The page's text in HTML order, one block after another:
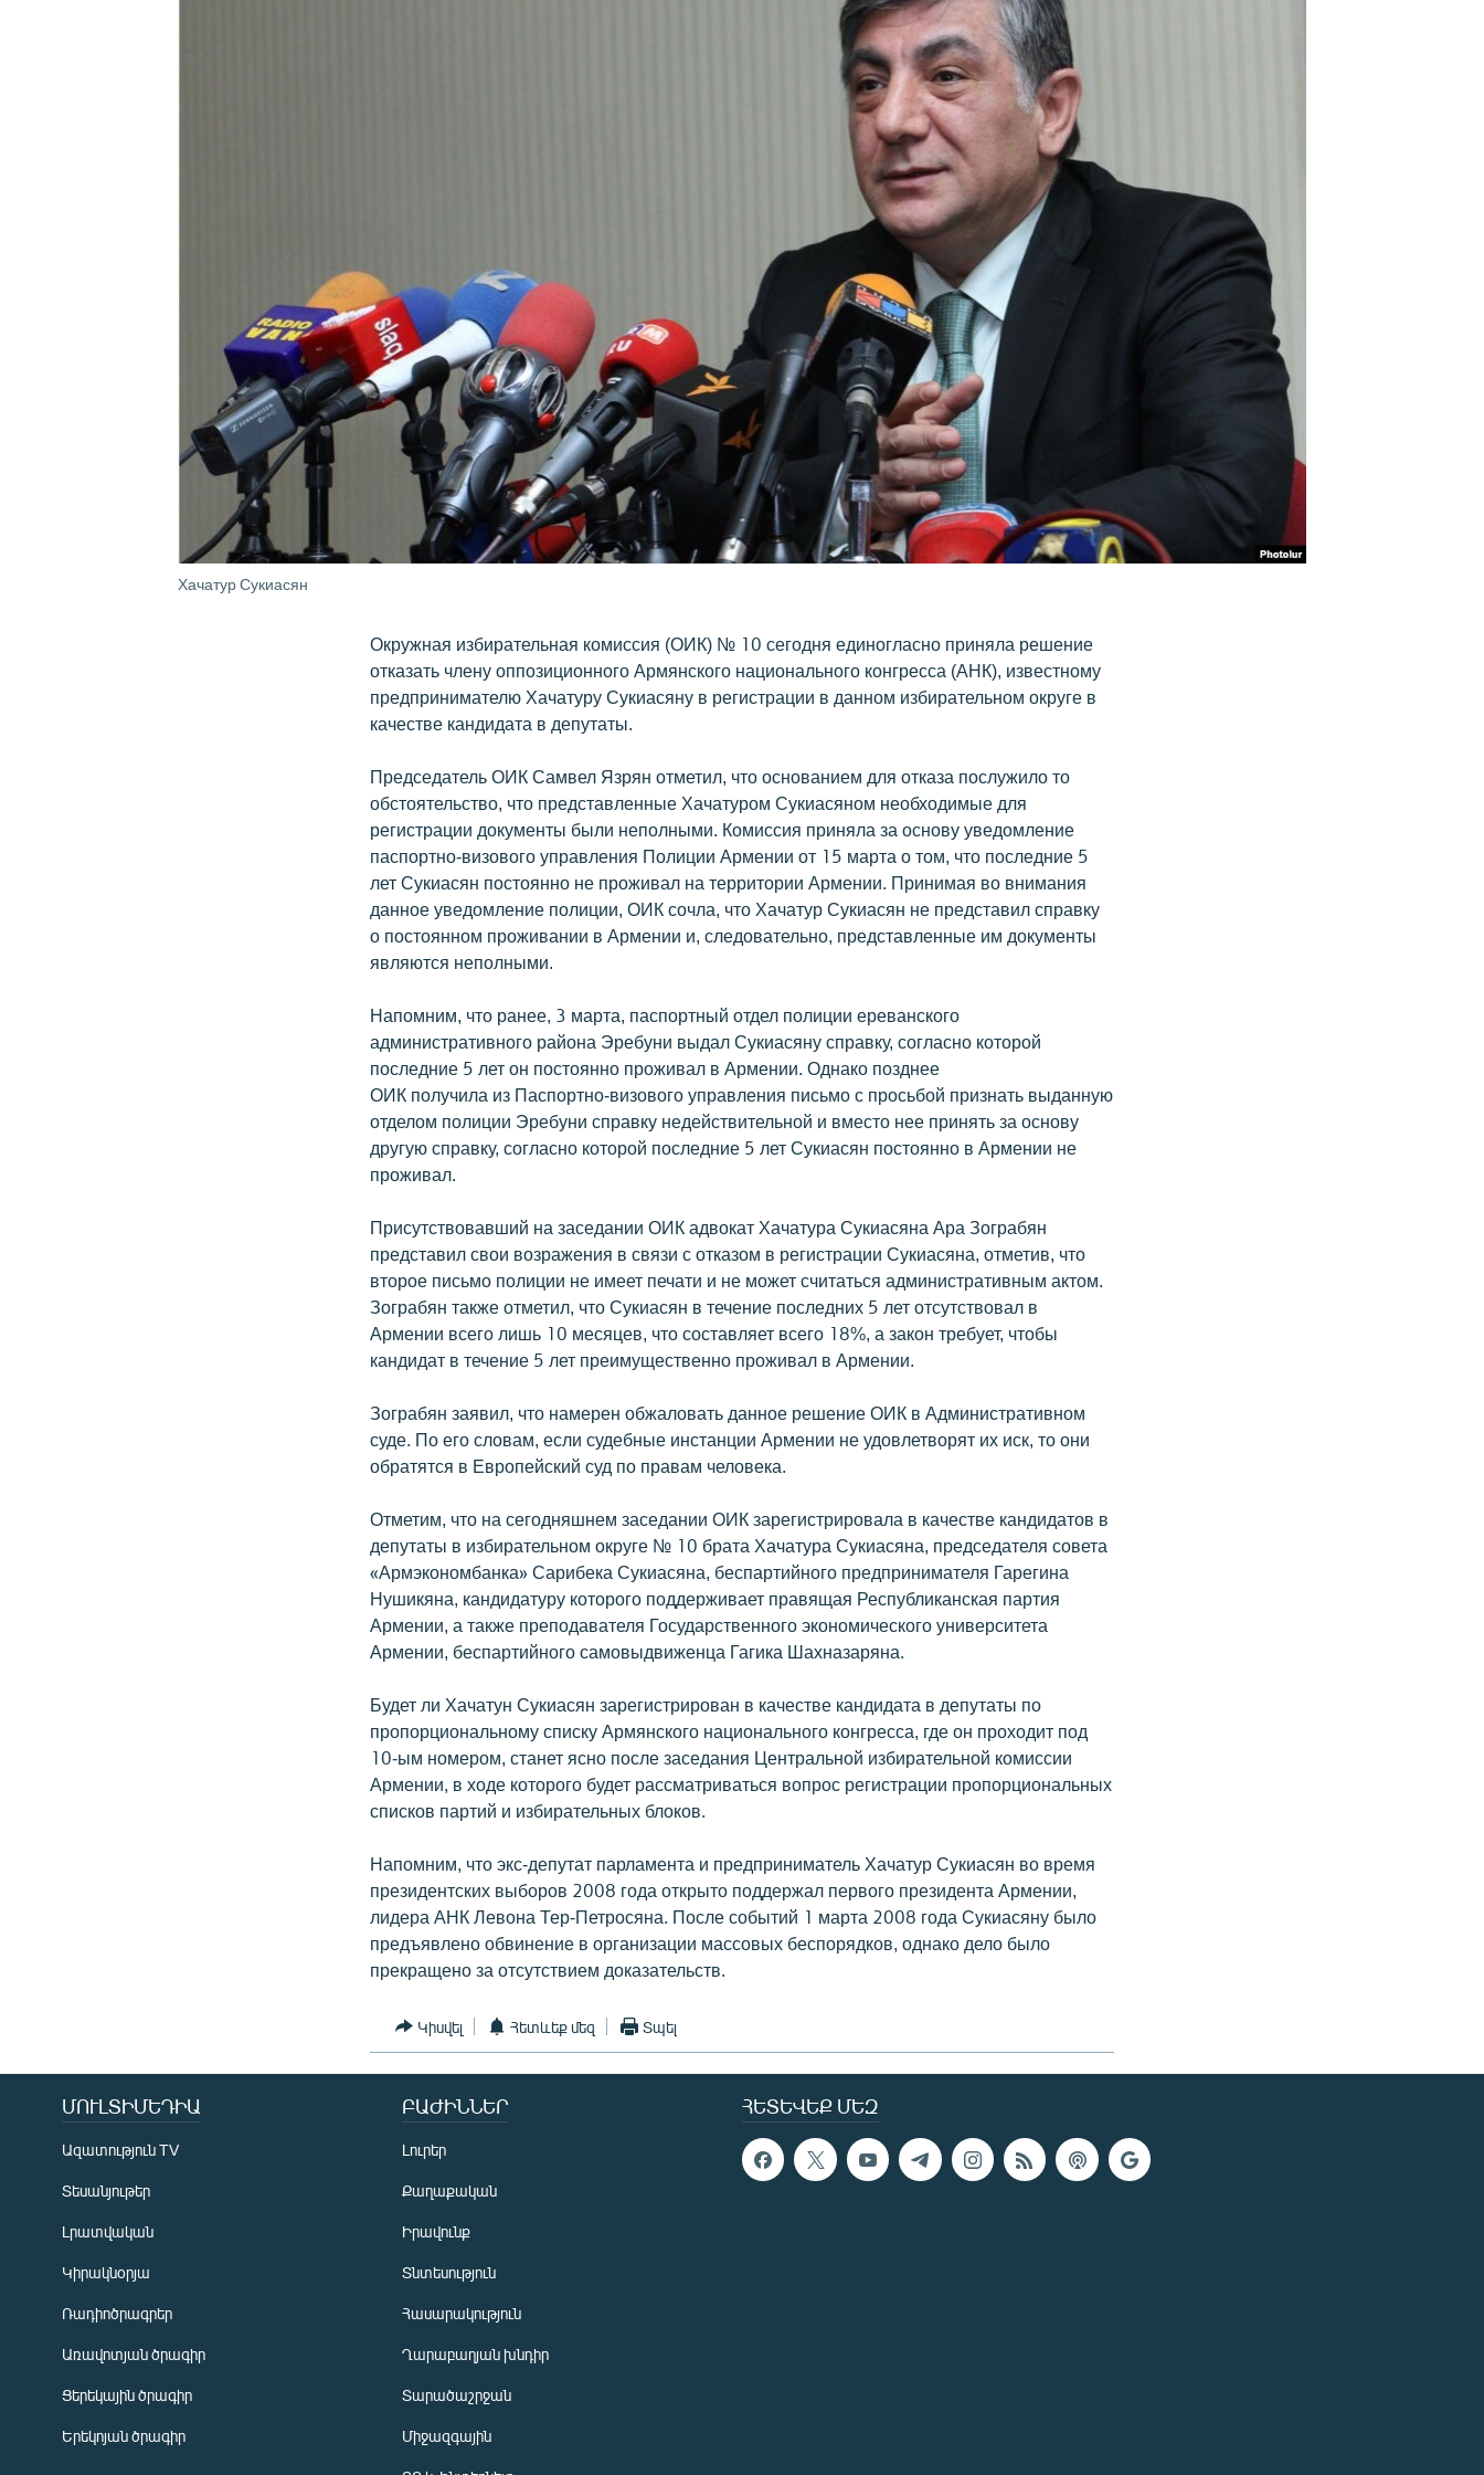
ՁԳՏԵԼՈՎ ԼԱՎԱԳՈՒՅՆԻՆ
Хачатур Сукиасян
Окружная избирательная комиссия (ОИК) № 10 сегодня единогласно приняла решение
отказать члену оппозиционного Армянского национального конгресса (АНК), известному
предпринимателю Хачатуру Сукиасяну в регистрации в данном избирательном округе в
качестве кандидата в депутаты.
Председатель ОИК Самвел Язрян отметил, что основанием для отказа послужило то
обстоятельство, что представленные Хачатуром Сукиасяном необходимые для
регистрации документы были неполными. Комиссия приняла за основу уведомление
паспортно-визового управления Полиции Армении от 15 марта о том, что последние 5
лет Сукиасян постоянно не проживал на территории Армении. Принимая во внимания
данное уведомление полиции, ОИК сочла, что Хачатур Сукиасян не представил справку
о постоянном проживании в Армении и, следовательно, представленные им документы
являются неполными.
Напомним, что ранее, 3 марта, паспортный отдел полиции ереванского
административного района Эребуни выдал Сукиасяну справку, согласно которой
последние 5 лет он постоянно проживал в Армении. Однако позднее
ОИК получила из Паспортно-визового управления письмо с просьбой признать выданную
отделом полиции Эребуни справку недействительной и вместо нее принять за основу
другую справку, согласно которой последние 5 лет Сукиасян постоянно в Армении не
проживал.
Присутствовавший на заседании ОИК адвокат Хачатура Сукиасяна Ара Зограбян
представил свои возражения в связи с отказом в регистрации Сукиасяна, отметив, что
второе письмо полиции не имеет печати и не может считаться административным актом.
Зограбян также отметил, что Сукиасян в течение последних 5 лет отсутствовал в
Армении всего лишь 10 месяцев, что составляет всего 18%, а закон требует, чтобы
кандидат в течение 5 лет преимущественно проживал в Армении.
Зограбян заявил, что намерен обжаловать данное решение ОИК в Административном
суде. По его словам, если судебные инстанции Армении не удовлетворят их иск, то они
обратятся в Европейский суд по правам человека.
Отметим, что на сегодняшнем заседании ОИК зарегистрировала в качестве кандидатов в
депутаты в избирательном округе № 10 брата Хачатура Сукиасяна, председателя совета
«Армэкономбанка» Сарибека Сукиасяна, беспартийного предпринимателя Гарегина
Нушикяна, кандидатуру которого поддерживает правящая Республиканская партия
Армении, а также преподавателя Государственного экономического университета
Армении, беспартийного самовыдвиженца Гагика Шахназаряна.
Будет ли Хачатун Сукиасян зарегистрирован в качестве кандидата в депутаты по
пропорциональному списку Армянского национального конгресса, где он проходит под
10-ым номером, станет ясно после заседания Центральной избирательной комиссии
Армении, в ходе которого будет рассматриваться вопрос регистрации пропорциональных
списков партий и избирательных блоков.
Напомним, что экс-депутат парламента и предприниматель Хачатур Сукиасян во время
президентских выборов 2008 года открыто поддержал первого президента Армении,
лидера АНК Левона Тер-Петросяна. После событий 1 марта 2008 года Сукиасяну было
предъявлено обвинение в организации массовых беспорядков, однако дело было
прекращено за отсутствием доказательств.
Կիսվել Հետևեք մեզ Տպել
ՀԵՏԵՎԵՔ ՄԵԶ
ՄՈՒԼՏԻՄԵԴԻԱ
Ազատություն TV
Տեսանյութեր
Լրատվական
Կիրակնօրյա
Ռադիոծրագրեր
Առավոտյան ծրագիր
Ցերեկային ծրագիր
Երեկոյան ծրագիր
ԲԱԺԻՆՆԵՐ
Լուրեր
Քաղաքական
Իրավունք
Տնտեսություն
Հասարակություն
Ղարաբաղյան խնդիր
Տարածաշրջան
Միջազգային